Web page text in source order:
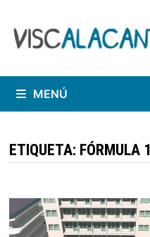
contenido
MENÚ
ETIQUETA: FÓRMULA 1